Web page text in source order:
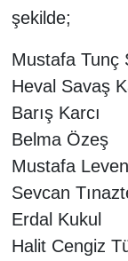
şekilde;
Mustafa Tunç
Heval Savaş
Barış Karcı
Belma Özeş
Mustafa
Sevcan
Erdal Kukul
Halit Cengiz